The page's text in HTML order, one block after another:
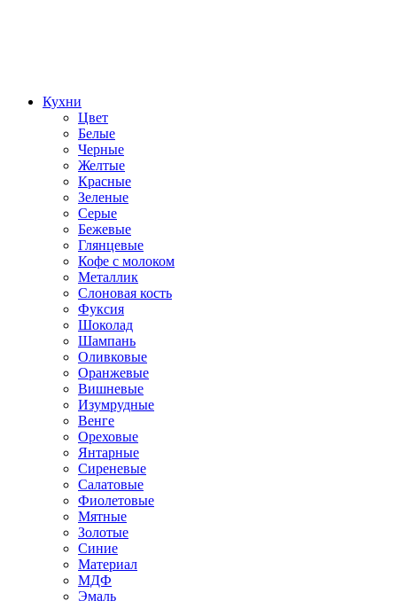
Кухни
Цвет
Белые
Черные
Желтые
Красные
Зеленые
Серые
Бежевые
Глянцевые
Кофе с молоком
Металлик
Слоновая кость
Фуксия
Шоколад
Шампань
Оливковые
Оранжевые
Вишневые
Изумрудные
Венге
Ореховые
Янтарные
Сиреневые
Салатовые
Фиолетовые
Мятные
Золотые
Синие
Материал
МДФ
Эмаль